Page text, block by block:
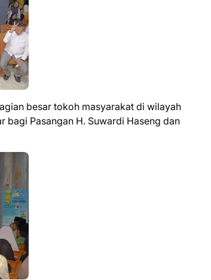
besar tokoh masyarakat di wilayah
bagi Pasangan H. Suwardi Haseng dan